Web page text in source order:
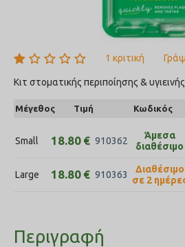
1 κριτική
Κιτ στοματικής περιποίησης &
Μέγεθος Τιμή Κωδικός
Small 18.80 € 910362
Άμεσα
διαθέσιμο
Large 18.80 € 910363
Διαθέσιμο
σε 2
Περιγραφή